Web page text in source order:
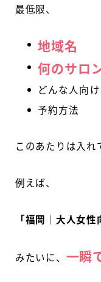
最低限、
地域名
何のサロ
どんな人向
予約方法
このあたりは入れ
例えば、
「福岡｜大人女性
みたいに、 一瞬